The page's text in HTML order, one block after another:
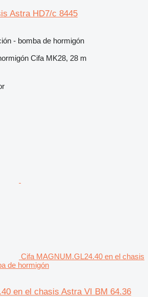
Astra HD7/c 8445
- bomba de hormigón
Cifa MK28, 28 m
Cifa MAGNUM.GL24.40 en el chasis
de hormigón
en el chasis Astra VI BM 64.36